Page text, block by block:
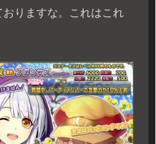
りますな。これはこれ